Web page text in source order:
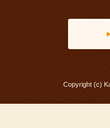
Copyright (c)